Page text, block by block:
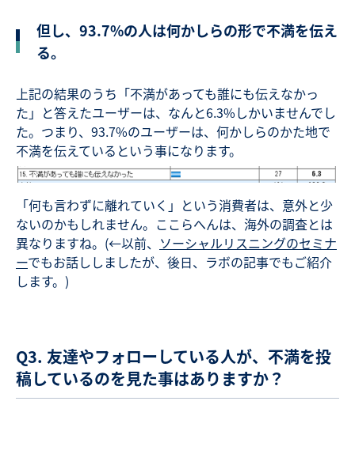
但し、93.7%の人は何かしらの形で不満を伝え
る。
上記の結果のうち「不満があっても誰にも伝えなかっ
た」と答えたユーザーは、なんと6.3%しかいませんでし
た。つまり、93.7%のユーザーは、何かしらのかた地で
不満を伝えているという事になります。
「何も言わずに離れていく」という消費者は、意外と少
ないのかもしれません。ここらへんは、海外の調査とは
異なりますね。(←以前、 ソーシャルリスニングのセミナ
ーでもお話ししましたが、後日、ラボの記事でもご紹介
します。)
Q3. 友達やフォローしている人が、不満を投
稿しているのを見た事はありますか？